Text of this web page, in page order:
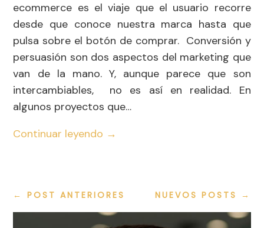
ecommerce es el viaje que el usuario recorre
desde que conoce nuestra marca hasta que
pulsa sobre el botón de comprar. Conversión y
persuasión son dos aspectos del marketing que
van de la mano. Y, aunque parece que son
intercambiables, no es así en realidad. En
algunos proyectos que…
Continuar leyendo →
← POST ANTERIORES NUEVOS POSTS →